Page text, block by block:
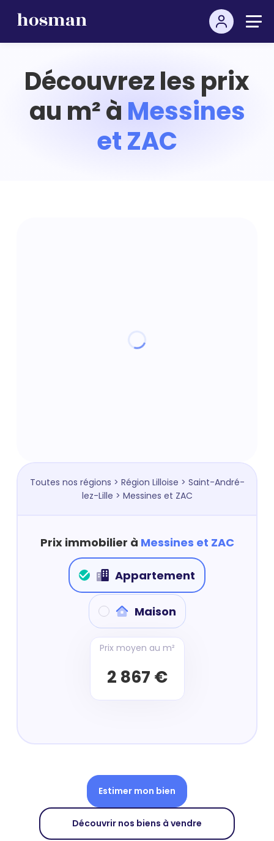
Découvrez les prix
au m² à Messines
et ZAC
Toutes nos régions > Région Lilloise > Saint-André-
lez-Lille > Messines et ZAC
Prix immobilier à Messines et ZAC
Appartement
Maison
Prix moyen au m²
2 867 €
Estimer mon bien
Découvrir nos biens à vendre